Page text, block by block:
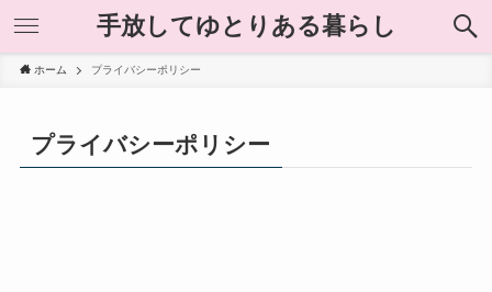
手放してゆとりある暮らし
ホーム プライバシーポリシー
プライバシーポリシー